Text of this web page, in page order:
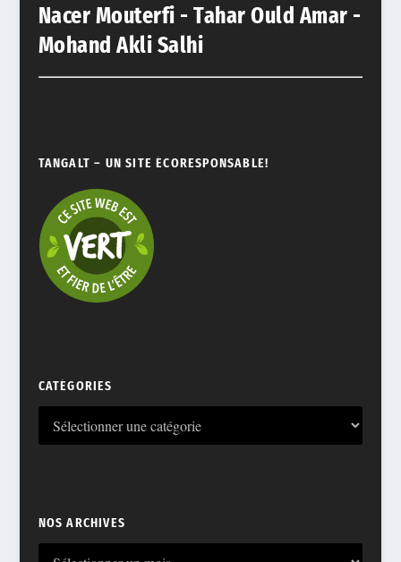
Nacer Mouterfi - Tahar Ould Amar -
Mohand Akli Salhi
TANGALT – UN SITE ÉCORESPONSABLE!
CATÉGORIES
NOS ARCHIVES